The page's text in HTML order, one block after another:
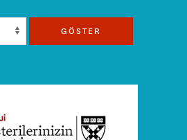
GÖSTER